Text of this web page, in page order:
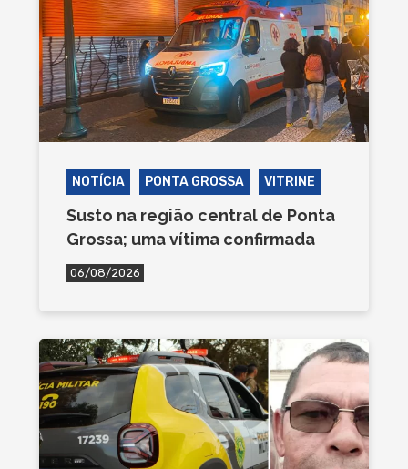
NOTÍCIA PONTA GROSSA VITRINE
Susto na região central de Ponta
Grossa; uma vítima confirmada
06/08/2026